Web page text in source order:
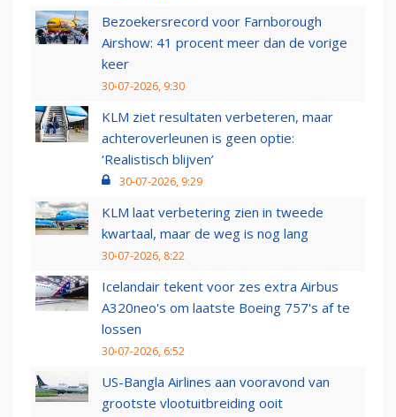
Bezoekersrecord voor Farnborough
Airshow: 41 procent meer dan de vorige
keer
30-07-2026, 9:30
KLM ziet resultaten verbeteren, maar
achteroverleunen is geen optie:
‘Realistisch blijven’
30-07-2026, 9:29
KLM laat verbetering zien in tweede
kwartaal, maar de weg is nog lang
30-07-2026, 8:22
Icelandair tekent voor zes extra Airbus
A320neo's om laatste Boeing 757's af te
lossen
30-07-2026, 6:52
US-Bangla Airlines aan vooravond van
grootste vlootuitbreiding ooit